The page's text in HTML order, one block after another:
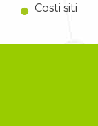
Costi siti